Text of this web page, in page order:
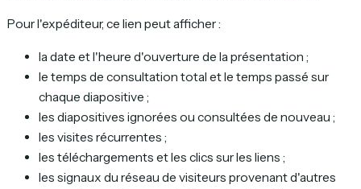
Pour l'expéditeur, ce lien peut afficher :
la date et l'heure d'ouverture de la présentation ;
le temps de consultation total et le temps passé sur
chaque diapositive ;
les diapositives ignorées ou consultées de nouveau ;
les visites récurrentes ;
les téléchargements et les clics sur les liens ;
les signaux du réseau de visiteurs provenant d'autres